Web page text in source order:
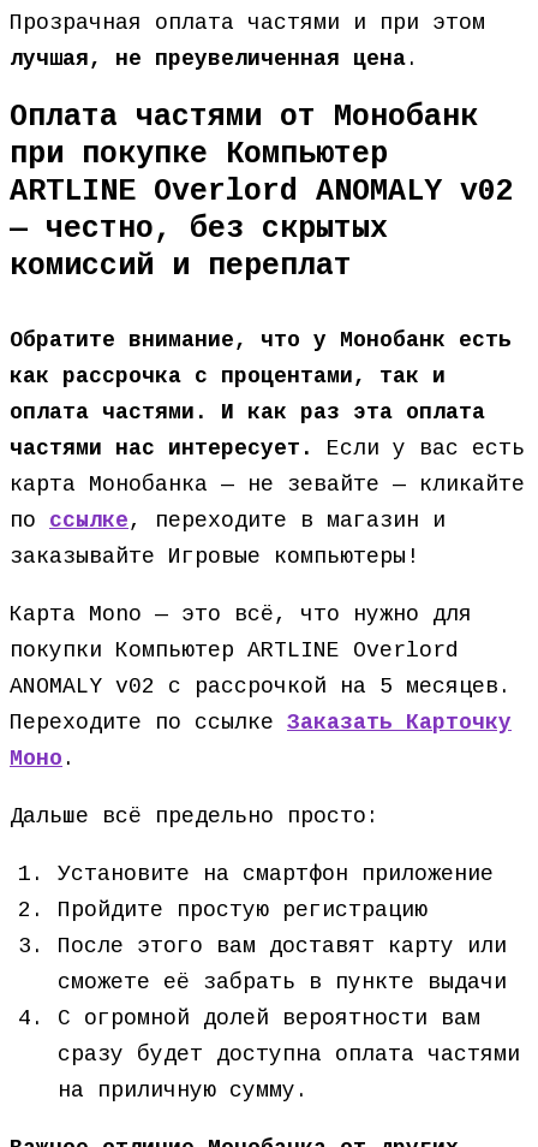
Прозрачная оплата частями и при этом
лучшая, не преувеличенная цена .
Оплата частями от Монобанк
при покупке Компьютер
ARTLINE Overlord ANOMALY v02
— честно, без скрытых
комиссий и переплат
Обратите внимание, что у Монобанк есть
как рассрочка с процентами, так и
оплата частями. И как раз эта оплата
частями нас интересует.
Если у вас есть
карта Монобанка — не зевайте — кликайте
по ссылке, переходите в магазин и
заказывайте Игровые компьютеры!
Карта Mono — это всё, что нужно для
покупки Компьютер ARTLINE Overlord
ANOMALY v02 с рассрочкой на 5 месяцев.
Переходите по ссылке Заказать Карточку
Моно .
Дальше всё предельно просто:
Установите на смартфон приложение
Пройдите простую регистрацию
После этого вам доставят карту или
сможете её забрать в пункте выдачи
С огромной долей вероятности вам
сразу будет доступна оплата частями
на приличную сумму.